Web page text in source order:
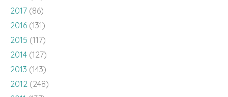
2017 (86)
2016 (131)
2015 (117)
2014 (127)
2013 (143)
2012 (248)